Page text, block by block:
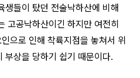
생들이 탔던 전술낙하산에 비해
고공낙하산이긴 하지만 여전히
으로 인해 착륙지점을 놓쳐서 위
부상을 당하기 쉽기 때문이다.